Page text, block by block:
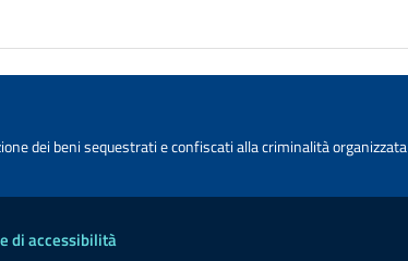
dei beni sequestrati e confiscati alla criminalità organizzata
di accessibilità